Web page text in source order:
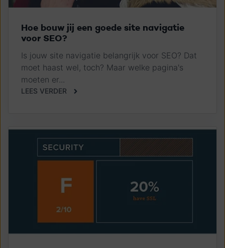
Hoe bouw jij een goede site navigatie
voor SEO?
Is jouw site navigatie belangrijk voor SEO? Dat
moet haast wel, toch? Maar welke pagina's
moeten er...
LEES VERDER